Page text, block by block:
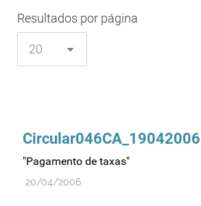
Boas práticas regulamentares
Certificação
Controlo de qualidade
Resultados por página
"Pagamento de taxas"
20/04/2006